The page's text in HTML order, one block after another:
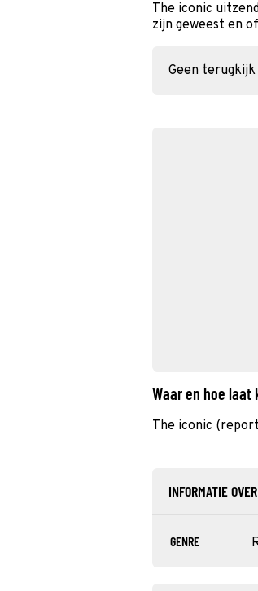
The iconic
zijn geweest en
Geen
Waar en hoe
The iconic
INFORMATIE
GENRE